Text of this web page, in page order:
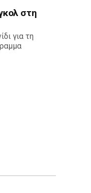
στη
για τη